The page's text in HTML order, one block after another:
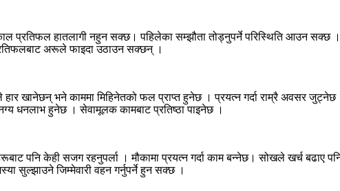
हातलागी नहुन सक्छ। पहिलेका सम्झौता तोड्नुपर्ने परिस्थिति आउन सक्छ ।
अरूले फाइदा उठाउन सक्छन् ।
हार खानेछन् भने काममा मिहिनेतको फल प्राप्त हुनेछ । प्रयत्न गर्दा राम्रै अवसर
धनलाभ हुनेछ । सेवामूलक कामबाट प्रतिष्ठा पाइनेछ ।
पनि केही सजग रहनुपर्ला । मौकामा प्रयत्न गर्दा काम बन्नेछ। सोखले खर्च
सुल्झाउने जिम्मेवारी वहन गर्नुपर्ने हुन सक्छ ।